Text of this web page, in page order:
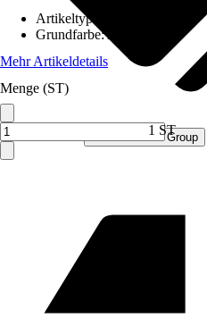
Verkauf durch: Procommerce Group
Artikeltyp
Grundfarbe:Anthrazit
Mehr Artikeldetails
Menge (ST)
1 ST